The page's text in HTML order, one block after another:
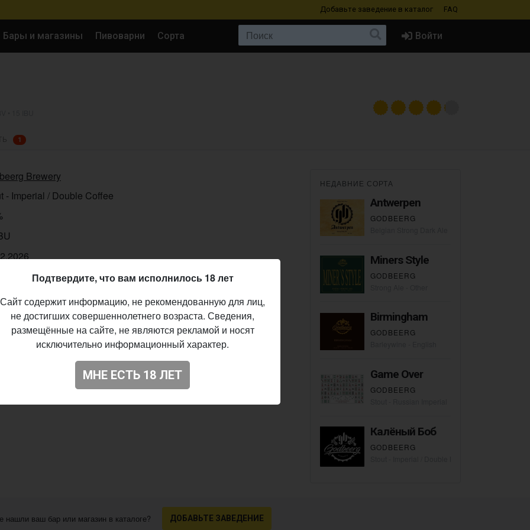
Добавьте заведение в каталог FAQ
Бары и магазины Пивоварни Сорта Войти
1
Brewery
- Imperial / Double Coffee
НЕДАВНИЕ СОРТА
Antwerpen
GODBEERG
Miners Style
GODBEERG
Birmingham
GODBEERG
Game Over
GODBEERG
Калёный Боб
GODBEERG
нашли ваш бар или магазин в каталоге? ДОБАВЬТЕ ЗАВЕДЕНИЕ
Подтвердите, что вам исполнилось 18 лет
Сайт содержит информацию, не рекомендованную для лиц,
не достигших совершеннолетнего возраста. Сведения,
размещённые на сайте, не являются рекламой и носят
исключительно информационный характер.
МНЕ ЕСТЬ 18 ЛЕТ